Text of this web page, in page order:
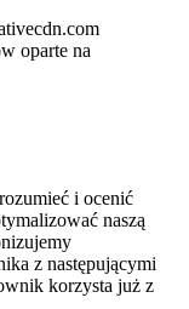
oparte na
i ocenić
naszą
z następującymi
korzysta już z